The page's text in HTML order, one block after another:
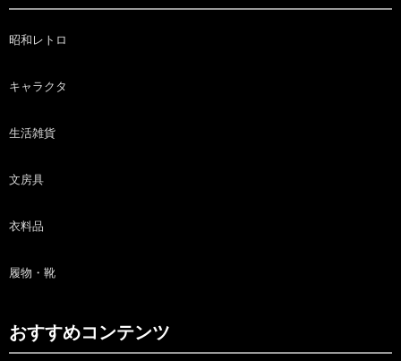
昭和レトロ
キャラクタ
生活雑貨
文房具
衣料品
履物・靴
おすすめコンテンツ